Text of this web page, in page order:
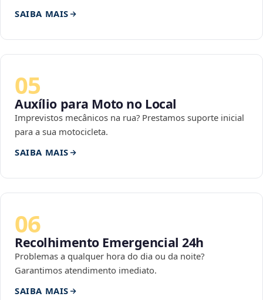
SAIBA MAIS
05
Auxílio para Moto no Local
Imprevistos mecânicos na rua? Prestamos suporte inicial
para a sua motocicleta.
SAIBA MAIS
06
Recolhimento Emergencial 24h
Problemas a qualquer hora do dia ou da noite?
Garantimos atendimento imediato.
SAIBA MAIS